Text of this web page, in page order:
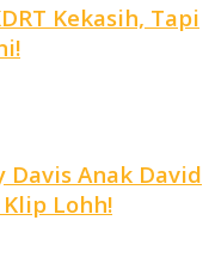
Kekasih, Tapi
Anak David
Lohh!